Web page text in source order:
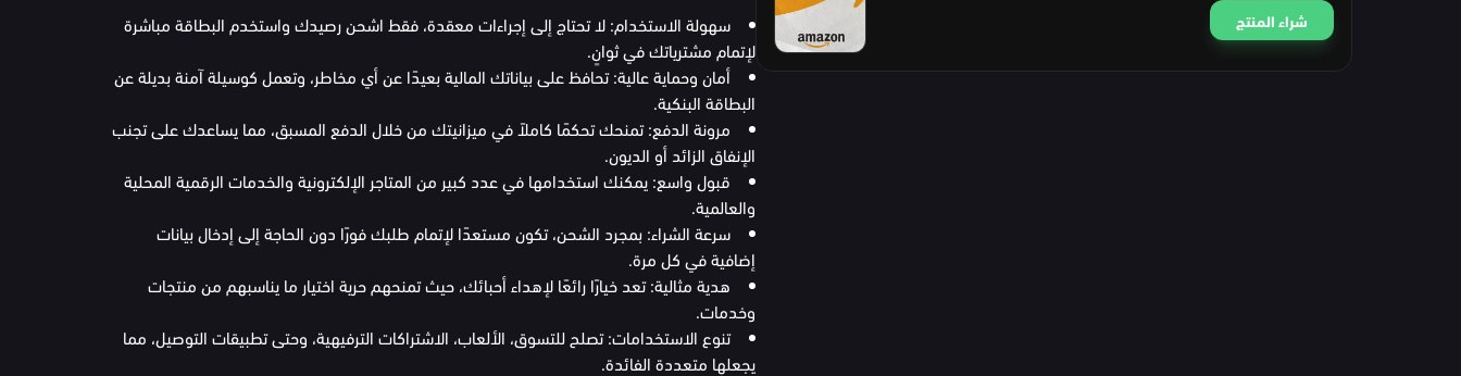
شراء المنتج
سهولة الاستخدام: لا تحتاج إلى إجراءات معقدة، فقط اشحن رصيدك واستخدم البطاقة مباشرة
لإتمام مشترياتك في ثوانٍ.
أمان وحماية عالية: تحافظ على بياناتك المالية بعيدًا عن أي مخاطر، وتعمل كوسيلة آمنة بديلة عن
البطاقة البنكية.
مرونة الدفع: تمنحك تحكمًا كاملاً في ميزانيتك من خلال الدفع المسبق، مما يساعدك على تجنب
الإنفاق الزائد أو الديون.
قبول واسع: يمكنك استخدامها في عدد كبير من المتاجر الإلكترونية والخدمات الرقمية المحلية
والعالمية.
سرعة الشراء: بمجرد الشحن، تكون مستعدًا لإتمام طلبك فورًا دون الحاجة إلى إدخال بيانات
إضافية في كل مرة.
هدية مثالية: تعد خيارًا رائعًا لإهداء أحبائك، حيث تمنحهم حرية اختيار ما يناسبهم من منتجات
وخدمات.
تنوع الاستخدامات: تصلح للتسوق، الألعاب، الاشتراكات الترفيهية، وحتى تطبيقات التوصيل، مما
يجعلها متعددة الفائدة.